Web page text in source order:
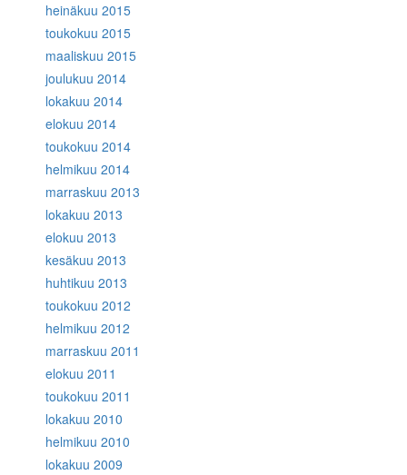
heinäkuu 2015
toukokuu 2015
maaliskuu 2015
joulukuu 2014
lokakuu 2014
elokuu 2014
toukokuu 2014
helmikuu 2014
marraskuu 2013
lokakuu 2013
elokuu 2013
kesäkuu 2013
huhtikuu 2013
toukokuu 2012
helmikuu 2012
marraskuu 2011
elokuu 2011
toukokuu 2011
lokakuu 2010
helmikuu 2010
lokakuu 2009